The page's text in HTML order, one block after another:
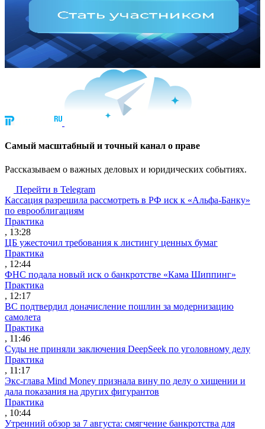
Cамый масштабный и точный канал о праве
Рассказываем о важных деловых и юридических событиях.
Перейти в Telegram
Кассация разрешила рассмотреть в РФ иск к «Альфа-Банку»
по еврооблигациям
Практика
, 13:28
ЦБ ужесточил требования к листингу ценных бумаг
Практика
, 12:44
ФНС подала новый иск о банкротстве «Кама Шиппинг»
Практика
, 12:17
ВС подтвердил доначисление пошлин за модернизацию
самолета
Практика
, 11:46
Суды не приняли заключения DeepSeek по уголовному делу
Практика
, 11:17
Экс-глава Mind Money признала вину по делу о хищении и
дала показания на других фигурантов
Практика
, 10:44
Утренний обзор за 7 августа: смягчение банкротства для